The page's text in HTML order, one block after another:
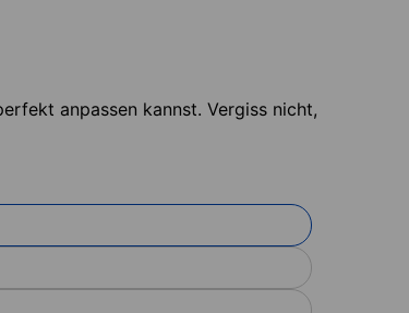
anpassen kannst. Vergiss nicht,